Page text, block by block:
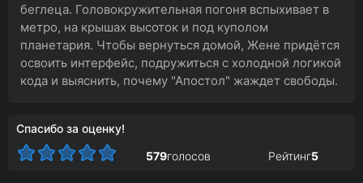
беглеца. Головокружительная погоня вспыхивает в
метро, на крышах высоток и под куполом
планетария. Чтобы вернуться домой, Жене придётся
освоить интерфейс, подружиться с холодной логикой
кода и выяснить, почему "Апостол" жаждет свободы.
Спасибо за оценку!
579голосов Рейтинг5